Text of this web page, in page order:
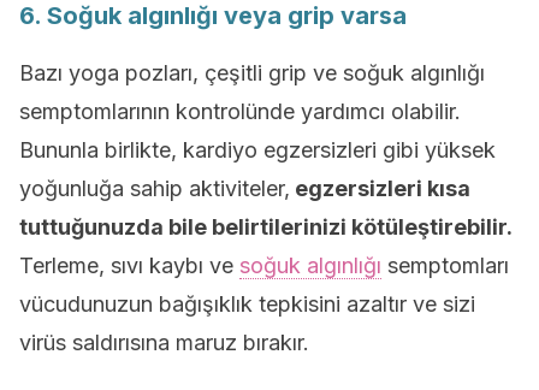
6. Soğuk algınlığı veya grip varsa
Bazı yoga pozları, çeşitli grip ve soğuk algınlığı
semptomlarının kontrolünde yardımcı olabilir.
Bununla birlikte, kardiyo egzersizleri gibi yüksek
yoğunluğa sahip aktiviteler, egzersizleri kısa
tuttuğunuzda bile belirtilerinizi kötüleştirebilir.
Terleme, sıvı kaybı ve soğuk algınlığı semptomları
vücudunuzun bağışıklık tepkisini azaltır ve sizi
virüs saldırısına maruz bırakır.